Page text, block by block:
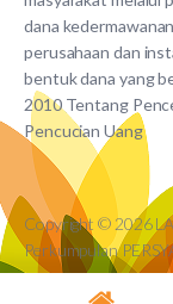
dana
perusahaan dan
bentuk dana yang
2010 Tentang
Pencucian Uang
Copyright © 2026
Perkumpulan